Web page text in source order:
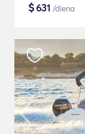
$631 /diena